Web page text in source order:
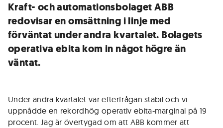
Kraft- och automationsbolaget ABB
redovisar en omsättning i linje med
förväntat under andra kvartalet. Bolagets
operativa ebita kom in något högre än
väntat.
Under andra kvartalet var efterfrågan stabil och vi
uppnådde en rekordhög operativ ebita-marginal på 19
procent. Jag är övertygad om att ABB kommer att